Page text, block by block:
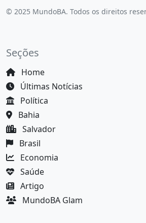
© 2025 MundoBA. Todos os direitos
Seções
Home
Últimas Notícias
Política
Bahia
Salvador
Brasil
Economia
Saúde
Artigo
MundoBA Glam